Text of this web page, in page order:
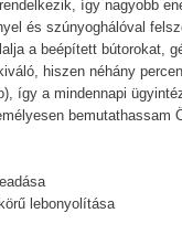
így nagyobb
és szúnyoghálóval
a beépített bútorokat,
hiszen néhány
így a mindennapi
bemutathassam
lebonyolítása